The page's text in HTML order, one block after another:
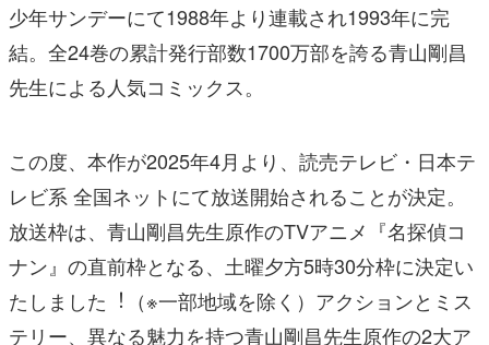
少年サンデーにて1988年より連載され1993年に完
結。全24巻の累計発⾏部数1700万部を誇る⻘⼭剛昌
先⽣による⼈気コミックス。
この度、本作が2025年4⽉より、読売テレビ・⽇本テ
レビ系 全国ネットにて放送開始されることが決定。
放送枠は、⻘⼭剛昌先⽣原作のTVアニメ『名探偵コ
ナン』の直前枠となる、⼟曜⼣⽅5時30分枠に決定い
たしました︕（※⼀部地域を除く）アクションとミス
テリー、異なる魅⼒を持つ⻘⼭剛昌先⽣原作の2⼤ア